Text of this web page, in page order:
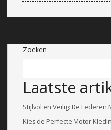
Zoeken
Laatste
Stijlvol en Veilig: De
Kies de Perfecte Motor